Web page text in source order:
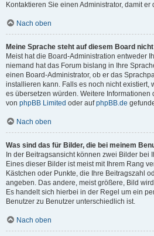
Kontaktieren Sie einen Administrator, damit
Nach oben
Meine Sprache steht auf diesem Board
Meist hat die Board-Administration entweder
niemand hat das Forum bislang in Ihre
einen Board-Administrator, ob er das
installieren kann. Falls es noch nicht existiert,
es übersetzen würden. Weitere Informationen
von phpBB Limited oder aufphpBB.de
Nach oben
Was sind das für Bilder, die bei meinem
In der Beitragsansicht können zwei Bilder bei
Eines dieser Bilder ist meist mit Ihrem Rang
Kästchen oder Punkte, die Ihre Beitragszahl
angeben. Das andere, meist größere, Bild
Es handelt sich hierbei in der Regel um ein
Benutzer zu Benutzer unterschiedlich ist.
Nach oben